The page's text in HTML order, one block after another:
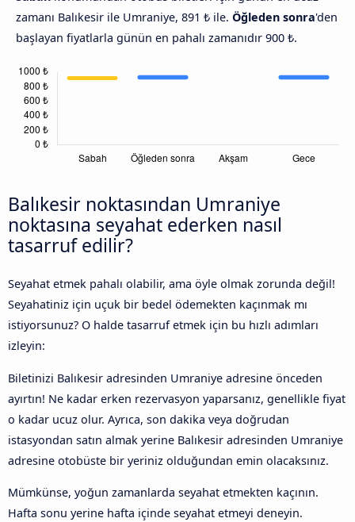
zamanı Balıkesir ile Umraniye, 891 ₺ ile. Öğleden sonra'den
başlayan fiyatlarla günün en pahalı zamanıdır 900 ₺.
Balıkesir noktasından Umraniye
noktasına seyahat ederken nasıl
tasarruf edilir?
Seyahat etmek pahalı olabilir, ama öyle olmak zorunda değil!
Seyahatiniz için uçuk bir bedel ödemekten kaçınmak mı
istiyorsunuz? O halde tasarruf etmek için bu hızlı adımları
izleyin:
Biletinizi Balıkesir adresinden Umraniye adresine önceden
ayırtın! Ne kadar erken rezervasyon yaparsanız, genellikle fiyat
o kadar ucuz olur. Ayrıca, son dakika veya doğrudan
istasyondan satın almak yerine Balıkesir adresinden Umraniye
adresine otobüste bir yeriniz olduğundan emin olacaksınız.
Mümkünse, yoğun zamanlarda seyahat etmekten kaçının.
Hafta sonu yerine hafta içinde seyahat etmeyi deneyin.